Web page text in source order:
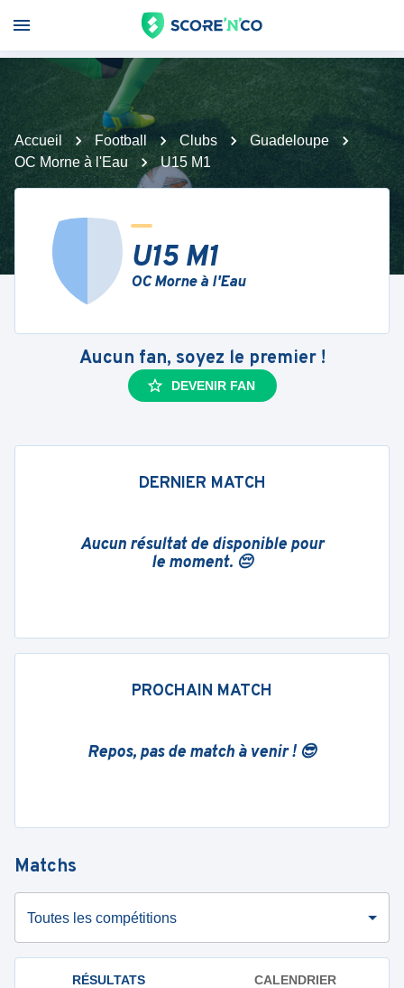
Accueil Football Clubs
Guadeloupe
OC Morne à l'Eau
U15 M1
U15 M1
OC Morne à l'Eau
Aucun fan, soyez le premier !
DEVENIR FAN
DERNIER MATCH
Aucun résultat de disponible pour
le moment. 😔
PROCHAIN MATCH
Repos, pas de match à venir ! 😎
Matchs
Toutes les compétitions
RÉSULTATS CALENDRIER